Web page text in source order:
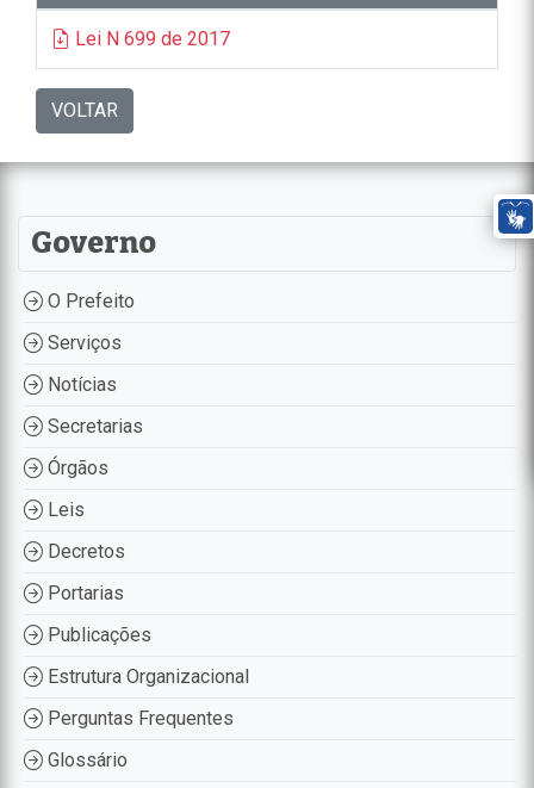
Lei N 699 de 2017
VOLTAR
Governo
O Prefeito
Serviços
Notícias
Secretarias
Órgãos
Leis
Decretos
Portarias
Publicações
Estrutura Organizacional
Perguntas Frequentes
Glossário